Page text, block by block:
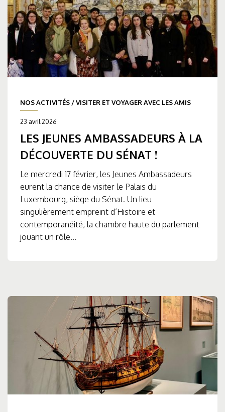
NOS ACTIVITÉS /VISITER ET VOYAGER AVEC LES AMIS
23 avril 2026
LES JEUNES AMBASSADEURS À LA
DÉCOUVERTE DU SÉNAT !
Le mercredi 17 février, les Jeunes Ambassadeurs
eurent la chance de visiter le Palais du
Luxembourg, siège du Sénat. Un lieu
singulièrement empreint d’Histoire et
contemporanéité, la chambre haute du parlement
jouant un rôle...